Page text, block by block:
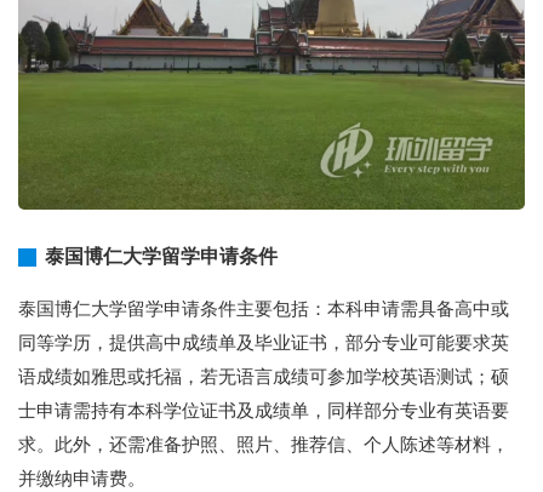
泰国博仁大学留学申请条件
泰国博仁大学留学申请条件主要包括：本科申请需具备高中或
同等学历，提供高中成绩单及毕业证书，部分专业可能要求英
语成绩如雅思或托福，若无语言成绩可参加学校英语测试；硕
士申请需持有本科学位证书及成绩单，同样部分专业有英语要
求。此外，还需准备护照、照片、推荐信、个人陈述等材料，
并缴纳申请费。